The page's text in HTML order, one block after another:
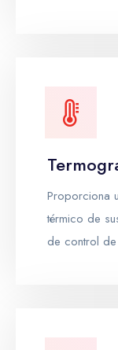
Proporciona
térmico de
de control